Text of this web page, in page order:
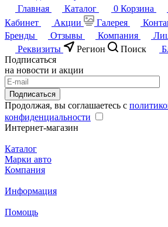
Главная
Каталог 0 Корзина
Кабинет
Акции Галерея
Бренды
Отзывы Компания
Реквизиты
Регион Поиск
Подписаться
на новости и акции
Подписаться
Продолжая, вы соглашаетесь с
конфиденциальности
Интернет-магазин
Каталог
Марки авто
Компания
Информация
Помощь